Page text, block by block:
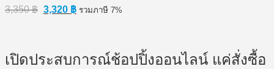
3,350฿ Original
price
3,320 ฿Current
price
รวมภาษี 7%
เปิดประสบการณ์ช้อปปิ้งออนไลน์ แค่สั่งซื้อ